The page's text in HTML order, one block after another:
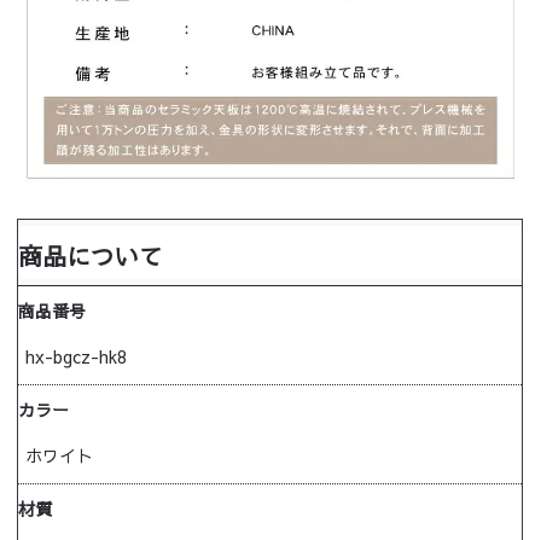
商品について
商品番号
hx-bgcz-hk8
カラー
ホワイト
材質